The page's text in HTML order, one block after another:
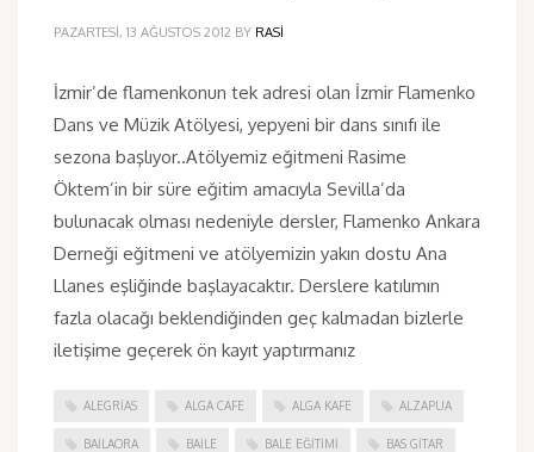
PAZARTESI, 13 AĞUSTOS 2012 BY RASI
İzmir’de flamenkonun tek adresi olan İzmir Flamenko
Dans ve Müzik Atölyesi, yepyeni bir dans sınıfı ile
sezona başlıyor..Atölyemiz eğitmeni Rasime
Öktem’in bir süre eğitim amacıyla Sevilla’da
bulunacak olması nedeniyle dersler, Flamenko Ankara
Derneği eğitmeni ve atölyemizin yakın dostu Ana
Llanes eşliğinde başlayacaktır. Derslere katılımın
fazla olacağı beklendiğinden geç kalmadan bizlerle
iletişime geçerek ön kayıt yaptırmanız
ALEGRIAS ALGA CAFE ALGA KAFE ALZAPUA
BAILAORA BAILE BALE EĞITIMI BAS GITAR